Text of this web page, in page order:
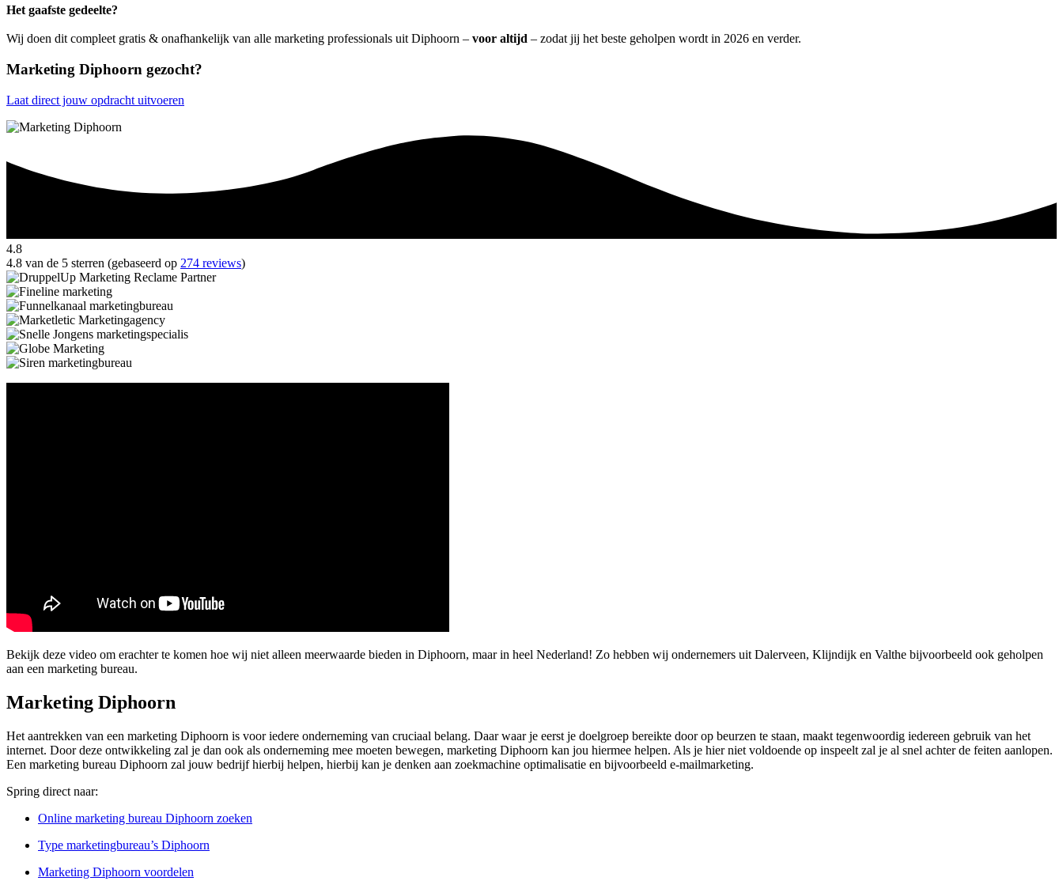
Het gaafste gedeelte?
Wij doen dit compleet gratis & onafhankelijk van alle marketing professionals uit Diphoorn – voor altijd – zodat jij het beste geholpen wordt in 2026 en verder.
Marketing Diphoorn gezocht?
Laat direct jouw opdracht uitvoeren
4.8
4.8 van de 5 sterren (gebaseerd op 274 reviews)
Bekijk deze video om erachter te komen hoe wij niet alleen meerwaarde bieden in Diphoorn, maar in heel Nederland! Zo hebben wij ondernemers uit Dalerveen, Klijndijk en Valthe bijvoorbeeld ook geholpen
aan een marketing bureau.
Marketing Diphoorn
Het aantrekken van een marketing Diphoorn is voor iedere onderneming van cruciaal belang. Daar waar je eerst je doelgroep bereikte door op beurzen te staan, maakt tegenwoordig iedereen gebruik van het
internet. Door deze ontwikkeling zal je dan ook als onderneming mee moeten bewegen, marketing Diphoorn kan jou hiermee helpen. Als je hier niet voldoende op inspeelt zal je al snel achter de feiten aanlopen.
Een marketing bureau Diphoorn zal jouw bedrijf hierbij helpen, hierbij kan je denken aan zoekmachine optimalisatie en bijvoorbeeld e-mailmarketing.
Spring direct naar:
Online marketing bureau Diphoorn zoeken
Type marketingbureau’s Diphoorn
Marketing Diphoorn voordelen